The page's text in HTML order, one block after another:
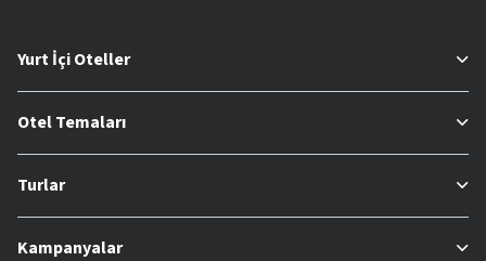
Yurt İçi Oteller
Otel Temaları
Turlar
Kampanyalar